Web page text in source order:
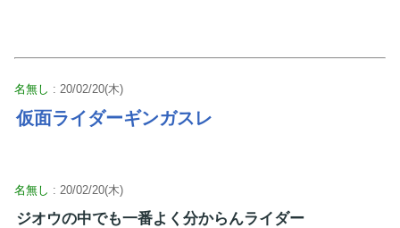
名無し : 20/02/20(木)
仮面ライダーギンガスレ
名無し : 20/02/20(木)
ジオウの中でも一番よく分からんライダー